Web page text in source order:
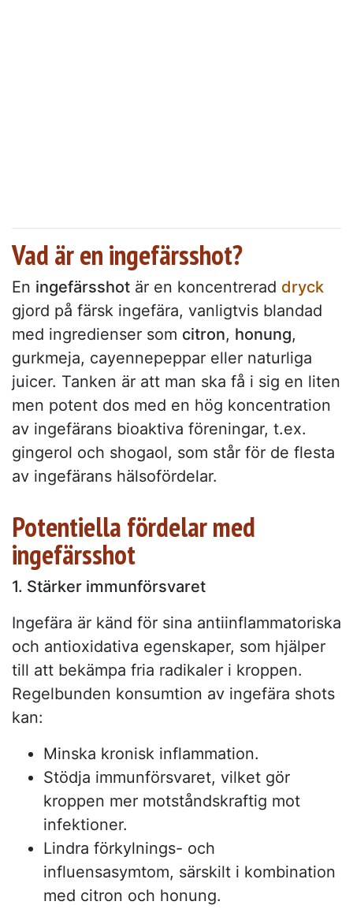
Vad är en ingefärsshot?
En ingefärsshot är en koncentrerad dryck
gjord på färsk ingefära, vanligtvis blandad
med ingredienser som citron, honung,
gurkmeja, cayennepeppar eller naturliga
juicer. Tanken är att man ska få i sig en liten
men potent dos med en hög koncentration
av ingefärans bioaktiva föreningar, t.ex.
gingerol och shogaol, som står för de flesta
av ingefärans hälsofördelar.
Potentiella fördelar med
ingefärsshot
1. Stärker immunförsvaret
Ingefära är känd för sina antiinflammatoriska
och antioxidativa egenskaper, som hjälper
till att bekämpa fria radikaler i kroppen.
Regelbunden konsumtion av ingefära shots
kan:
Minska kronisk inflammation.
Stödja immunförsvaret, vilket gör
kroppen mer motståndskraftig mot
infektioner.
Lindra förkylnings- och
influensasymtom, särskilt i kombination
med citron och honung.